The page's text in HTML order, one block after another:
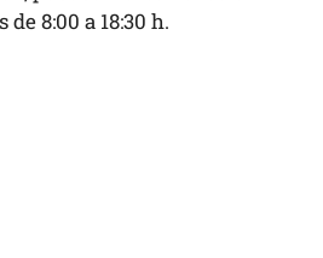
8:00 a 18:30 h.